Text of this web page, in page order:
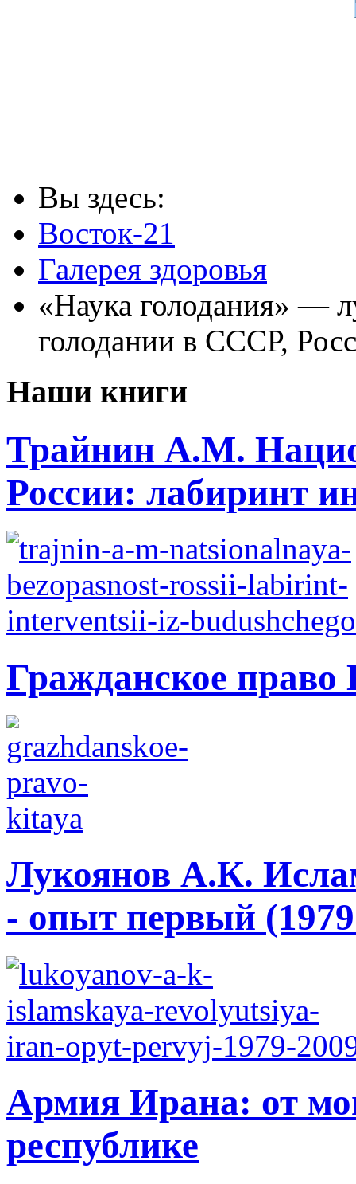
Вы здесь:
Восток-21
Галерея здоровья
«Наука голодания» —
голодании в СССР,
Наши книги
Трайнин А.М.
России: лабиринт
Гражданское право
Лукоянов А.К.
- опыт первый
Армия Ирана: от
республике